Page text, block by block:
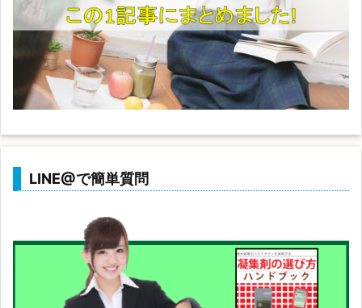
LINE@で簡単質問